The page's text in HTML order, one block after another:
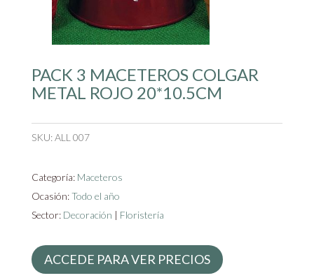
PACK 3 MACETEROS COLGAR
METAL ROJO 20*10.5CM
SKU:ALL 007
Categoría: Maceteros
Ocasión:Todo el año
Sector: Decoración | Floristería
ACCEDE PARA VER PRECIOS